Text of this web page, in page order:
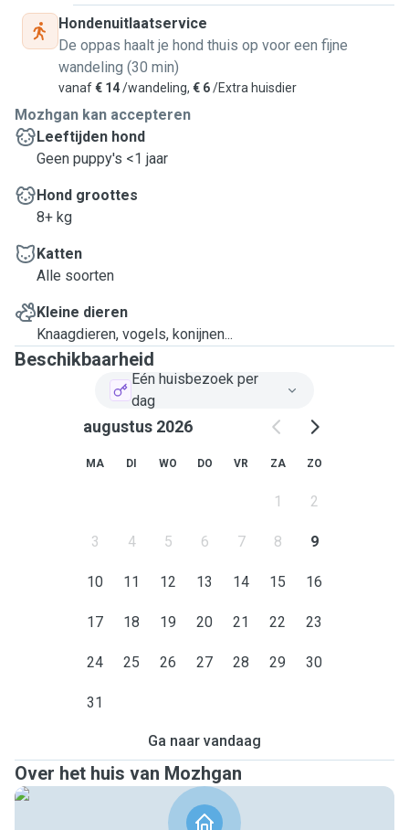
Hondenuitlaatservice
De oppas haalt je hond thuis op voor een fijne
wandeling (30 min)
vanaf€ 14/wandeling, € 6/Extra huisdier
Mozhgan kan accepteren
Leeftijden hond
Geen puppy's <1 jaar
Hond groottes
8+ kg
Katten
Alle soorten
Kleine dieren
Knaagdieren, vogels, konijnen...
Beschikbaarheid
Eén huisbezoek per
dag
augustus 2026
MA DI WO DO VR ZA ZO
1 2
3 4 5 6 7 8 9
10 11 12 13 14 15 16
17 18 19 20 21 22 23
24 25 26 27 28 29 30
31
Ga naar vandaag
Over het huis van Mozhgan